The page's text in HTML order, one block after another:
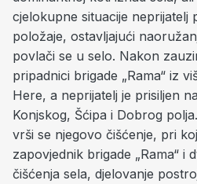
cjelokupne situacije neprijatelj
položaje, ostavljajući
povlači se u selo. Nakon
pripadnici brigade „Rama“ iz
Here, a neprijatelj je prisiljen
Konjskog, Šćipa i Dobrog
vrši se njegovo čišćenje, pri
zapovjednik brigade „Rama“ i
čišćenja sela, djelovanje